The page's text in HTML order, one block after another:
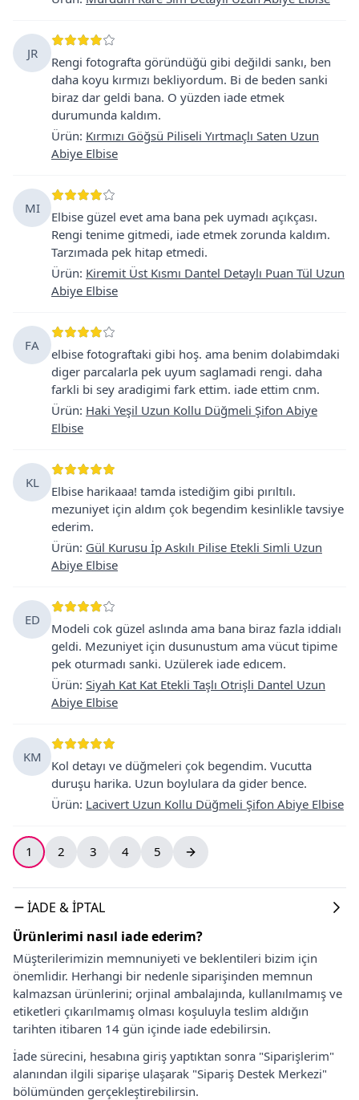
JR
Rengi fotografta göründüğü gibi değildi sankı, ben
daha koyu kırmızı bekliyordum. Bi de beden sanki
biraz dar geldi bana. O yüzden iade etmek
durumunda kaldım.
Ürün: Kırmızı Göğsü Piliseli Yırtmaçlı Saten Uzun
Abiye Elbise
MI
Elbise güzel evet ama bana pek uymadı açıkçası.
Rengi tenime gitmedi, iade etmek zorunda kaldım.
Tarzımada pek hitap etmedi.
Ürün: Kiremit Üst Kısmı Dantel Detaylı Puan Tül Uzun
Abiye Elbise
FA
elbise fotograftaki gibi hoş. ama benim dolabimdaki
diger parcalarla pek uyum saglamadi rengi. daha
farkli bi sey aradigimi fark ettim. iade ettim cnm.
Ürün: Haki Yeşil Uzun Kollu Düğmeli Şifon Abiye
Elbise
KL
Elbise harikaaa! tamda istediğim gibi pırıltılı.
mezuniyet için aldım çok begendim kesinlikle tavsiye
ederim.
Ürün: Gül Kurusu İp Askılı Pilise Etekli Simli Uzun
Abiye Elbise
ED
Modeli cok güzel aslında ama bana biraz fazla iddialı
geldi. Mezuniyet için dusunustum ama vücut tipime
pek oturmadı sanki. Uzülerek iade edıcem.
Ürün: Siyah Kat Kat Etekli Taşlı Otrişli Dantel Uzun
Abiye Elbise
KM
Kol detayı ve düğmeleri çok begendim. Vucutta
duruşu harika. Uzun boylulara da gider bence.
Ürün: Lacivert Uzun Kollu Düğmeli Şifon Abiye Elbise
1 2 3 4 5
İADE & İPTAL
Ürünlerimi nasıl iade ederim?
Müşterilerimizin memnuniyeti ve beklentileri bizim için
önemlidir. Herhangi bir nedenle siparişinden memnun
kalmazsan ürünlerini; orjinal ambalajında, kullanılmamış ve
etiketleri çıkarılmamış olması koşuluyla teslim aldığın
tarihten itibaren 14 gün içinde iade edebilirsin.
İade sürecini, hesabına giriş yaptıktan sonra "Siparişlerim"
alanından ilgili siparişe ulaşarak "Sipariş Destek Merkezi"
bölümünden gerçekleştirebilirsin.